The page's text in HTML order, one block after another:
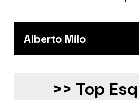
Alberto Milo
>> Top